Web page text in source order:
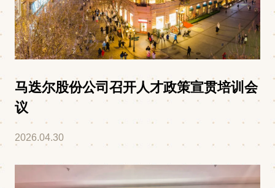
马迭尔股份公司召开人才政策宣贯培训会
议
2026.04.30